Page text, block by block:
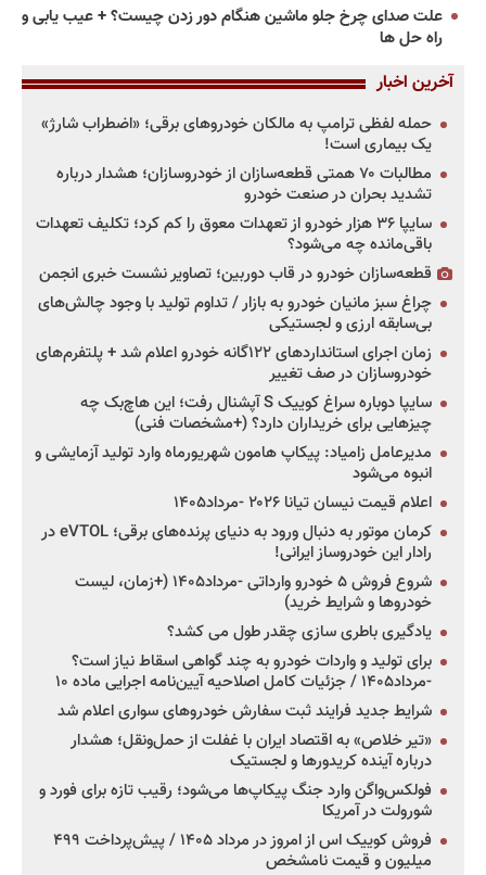
علت صدای چرخ جلو ماشین هنگام دور زدن چیست؟ + عیب یابی و
راه حل ها
آخرین اخبار
حمله لفظی ترامپ به مالکان خودروهای برقی؛ «اضطراب شارژ»
یک بیماری است!
مطالبات ۷۰ همتی قطعه‌سازان از خودروسازان؛ هشدار درباره
تشدید بحران در صنعت خودرو
سایپا ۳۶ هزار خودرو از تعهدات معوق را کم کرد؛ تکلیف تعهدات
باقی‌مانده چه می‌شود؟
قطعه‌سازان خودرو در قاب دوربین؛ تصاویر نشست خبری انجمن
چراغ سبز مانیان خودرو به بازار / تداوم تولید با وجود چالش‌های
بی‌سابقه ارزی و لجستیکی
زمان اجرای استانداردهای ۱۲۲گانه خودرو اعلام شد + پلتفرم‌های
خودروسازان در صف تغییر
سایپا دوباره سراغ کوییک S آپشنال رفت؛ این هاچ‌بک چه
چیزهایی برای خریداران دارد؟ (+مشخصات فنی)
مدیرعامل زامیاد: پیکاپ هامون شهریورماه وارد تولید آزمایشی و
انبوه می‌شود
اعلام قیمت نیسان تیانا ۲۰۲۶ -مرداد۱۴۰۵
کرمان موتور به دنبال ورود به دنیای پرنده‌های برقی؛ eVTOL در
رادار این خودروساز ایرانی!
شروع فروش ۵ خودرو وارداتی -مرداد۱۴۰۵ (+زمان، لیست
خودروها و شرایط خرید)
یادگیری باطری سازی چقدر طول می کشد؟
برای تولید و واردات خودرو به چند گواهی اسقاط نیاز است؟
-مرداد۱۴۰۵ / جزئیات کامل اصلاحیه آیین‌نامه اجرایی ماده ۱۰
شرایط جدید فرایند ثبت سفارش خودروهای سواری اعلام شد
«تیر خلاص» به اقتصاد ایران با غفلت از حمل‌ونقل؛ هشدار
درباره آینده کریدورها و لجستیک
فولکس‌واگن وارد جنگ پیکاپ‌ها می‌شود؛ رقیب تازه برای فورد و
شورولت در آمریکا
فروش کوییک اس از امروز در مرداد ۱۴۰۵ / پیش‌پرداخت ۴۹۹
میلیون و قیمت نامشخص